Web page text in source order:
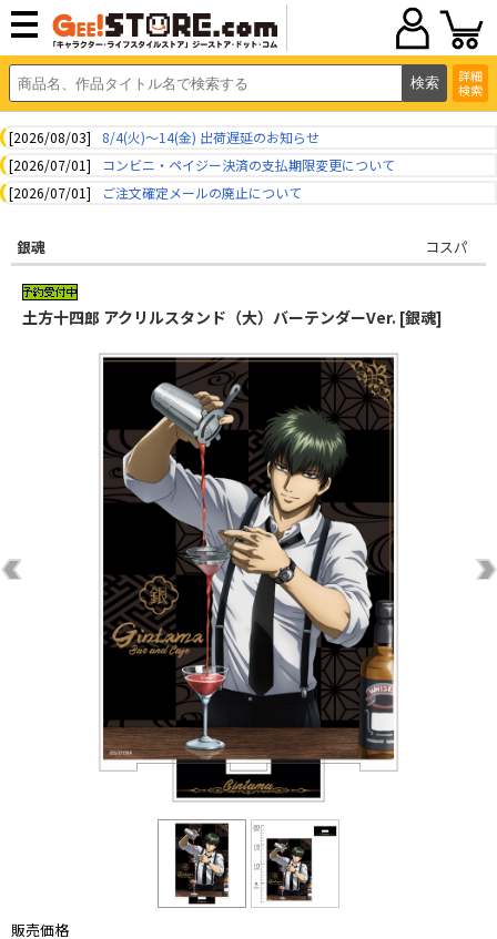
詳細
検索
[2026/08/03]
8/4(火)～14(金) 出荷遅延のお知らせ
[2026/07/01]
コンビニ・ペイジー決済の支払期限変更について
[2026/07/01]
ご注文確定メールの廃止について
銀魂 コスパ
土方十四郎 アクリルスタンド（大）バーテンダーVer. [銀魂]
販売価格